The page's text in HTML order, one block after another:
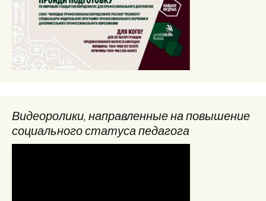
Видеоролики, направленные на повышение
социального статуса педагога